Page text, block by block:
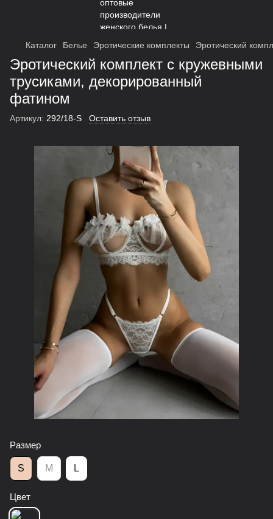
Каталог Белье Эротические комплекты Эротический
Эротический комплект с кружевными
трусиками, декорированный
фатином
Артикул: 292/18-S Оставить отзыв
Размер
S M L
Цвет